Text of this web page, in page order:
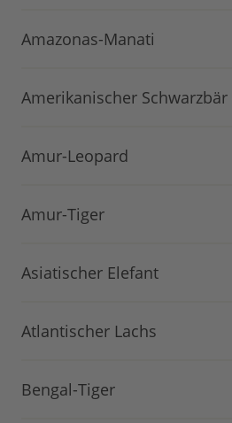
Amazonas-Manati
Amerikanischer Schwarzbär
Amur-Leopard
Amur-Tiger
Asiatischer Elefant
Atlantischer Lachs
Bengal-Tiger